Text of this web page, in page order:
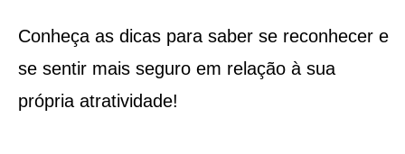
Conheça as dicas para saber se reconhecer e
se sentir mais seguro em relação à sua
própria atratividade!